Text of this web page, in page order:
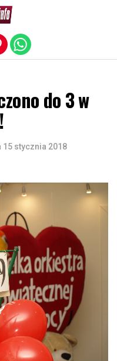
do 3 w
15 stycznia 2018